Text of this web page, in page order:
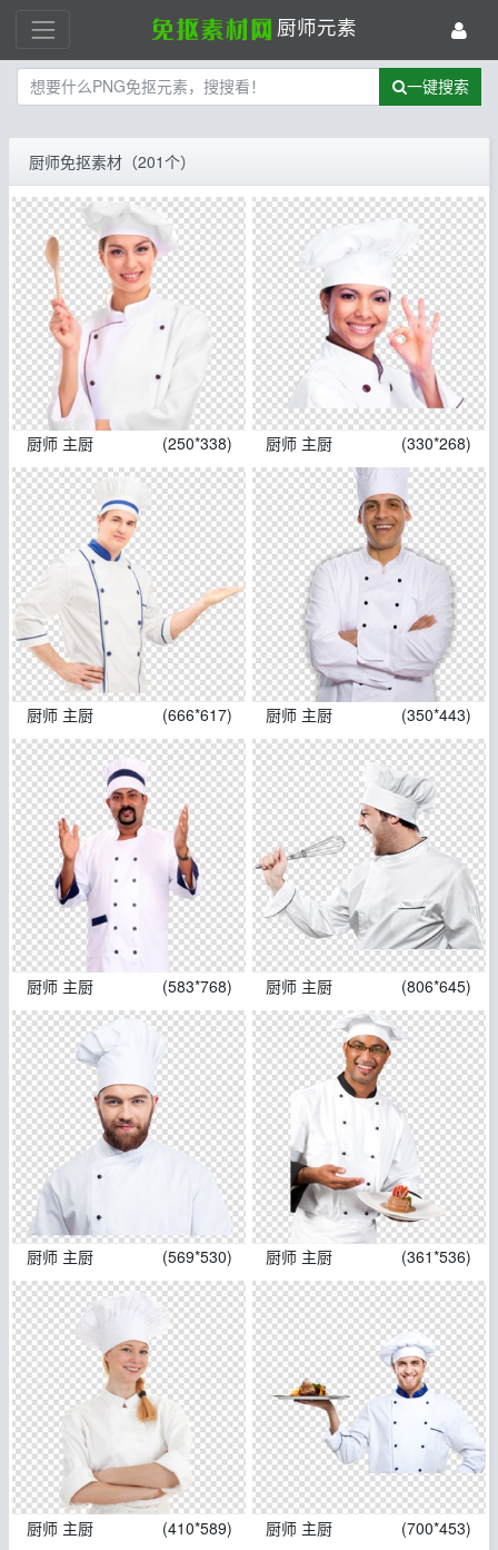
厨师元素
一键搜索
厨师免抠素材（201个）
厨师 主厨 (250*338) 厨师 主厨 (330*268)
厨师 主厨 (666*617) 厨师 主厨 (350*443)
厨师 主厨 (583*768) 厨师 主厨 (806*645)
厨师 主厨 (569*530) 厨师 主厨 (361*536)
厨师 主厨 (410*589) 厨师 主厨 (700*453)